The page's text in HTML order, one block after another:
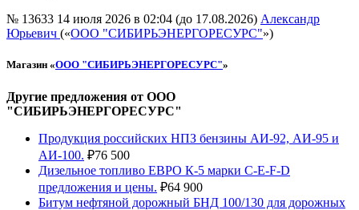
№ 13633 14 июля 2026 в 02:04 (до 17.08.2026) Александр
Юрьевич («ООО "СИБИРЬЭНЕРГОРЕСУРС"»)
Магазин «ООО "СИБИРЬЭНЕРГОРЕСУРС"»
Другие предложения от ООО
"СИБИРЬЭНЕРГОРЕСУРС"
Продукция российских НПЗ бензины АИ-92, АИ-95 и
АИ-100. ₽76 500
Дизельное топливо ЕВРО К-5 марки С-Е-F-D
предложения и цены. ₽64 900
Битум нефтяной дорожный БНД 100/130 для дорожных